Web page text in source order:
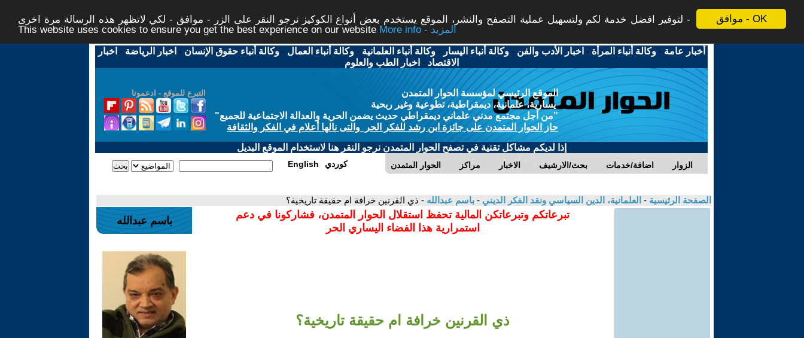
موافق - OK
لتوفير افضل خدمة لكم ولتسهيل عملية التصفح والنشر، الموقع يستخدم بعض أنواع الكوكيز نرجو النقر على الزر - موافق - لكي لاتظهر هذه الرسالة مرة اخرى -
This website uses cookies to ensure you get the best experience on our website
More info - المزيد
أخبار عامة -وكالة أنباء المرأة - اخبار الأدب والفن -وكالة أنباء اليسار -وكالة أنباء العلمانية -وكالة أنباء العمال -وكالة أنباء حقوق الإنسان - اخبار الرياضة - اخبار
الاقتصاد - اخبار الطب والعلوم
التبرع للموقع - ادعمونا
الموقع الرئيسي لمؤسسة الحوار المتمدن
يسارية، علمانية، ديمقراطية، تطوعية وغير ربحية
"من أجل مجتمع مدني علماني ديمقراطي حديث يضمن الحرية والعدالة الاجتماعية للجميع"
حاز الحوار المتمدن على جائزة ابن رشد للفكر الحر والتى نالها أعلام في الفكر والثقافة
إذا لديكم مشاكل تقنية في تصفح الحوار المتمدن نرجو النقر هنا لاستخدام الموقع البديل
الحوار المتمدن مراكز الاخبار بحث/الارشيف اضافة/خدمات الزوار English كوردي
الصفحة الرئيسية - العلمانية، الدين السياسي ونقد الفكر الديني - باسم عبدالله - ذي القرنين خرافة ام حقيقة تاريخية؟
تبرعاتكم وتبرعاتكن المالية تحفظ استقلال الحوار المتمدن، فشاركونا في دعم
استمرارية هذا الفضاء اليساري الحر
ذي القرنين خرافة ام حقيقة تاريخية؟
باسم عبدالله